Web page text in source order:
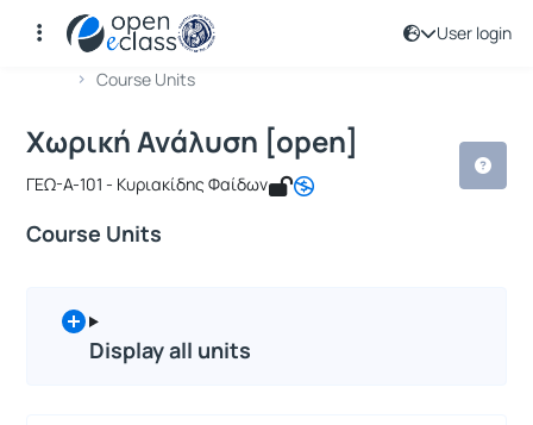
User login
Αρχική Σελίδα
Course Units
Course : Χωρική Ανάλυση [open]
Course code : GEO174
Χωρική Ανάλυση [open]
ΓΕΩ-Α-101 - Κυριακίδης Φαίδων
Course Units
Display all units